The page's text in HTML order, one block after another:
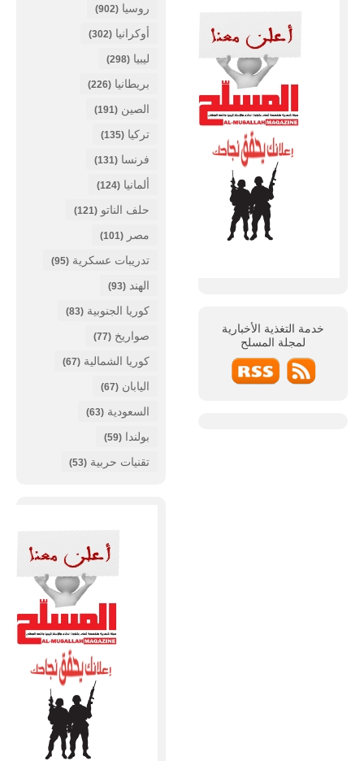
خدمة التغذية الأخبارية
لمجلة المسلح
روسيا (902)
أوكرانيا (302)
ليبيا (298)
بريطانيا (226)
الصين (191)
تركيا (135)
فرنسا (131)
ألمانيا (124)
حلف الناتو (121)
مصر (101)
تدريبات عسكرية (95)
الهند (93)
كوريا الجنوبية (83)
صواريخ (77)
كوريا الشمالية (67)
اليابان (67)
السعودية (63)
بولندا (59)
تقنيات حربية (53)